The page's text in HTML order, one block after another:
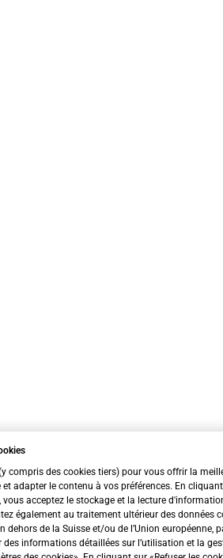
compris des cookies tiers) pour vous offrir la
adapter le contenu à vos préférences. En
vous acceptez le stockage et la lecture
également au traitement ultérieur des données
dehors de la Suisse et/ou de l’Union européenne,
des informations détaillées sur l’utilisation et la